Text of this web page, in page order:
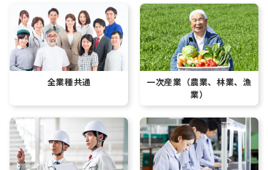
全業種共通 一次産業 （農業、林業、漁
業）